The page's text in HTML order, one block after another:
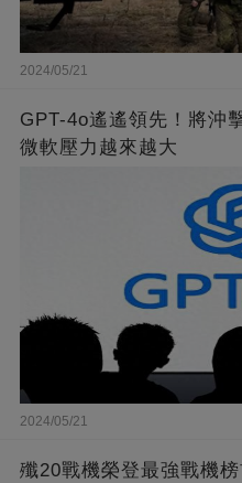
2024/05/21
GPT-4o遙遙領先！將沖
微軟壓力越來越大
2024/05/21
殲20戰機榮登最強戰機